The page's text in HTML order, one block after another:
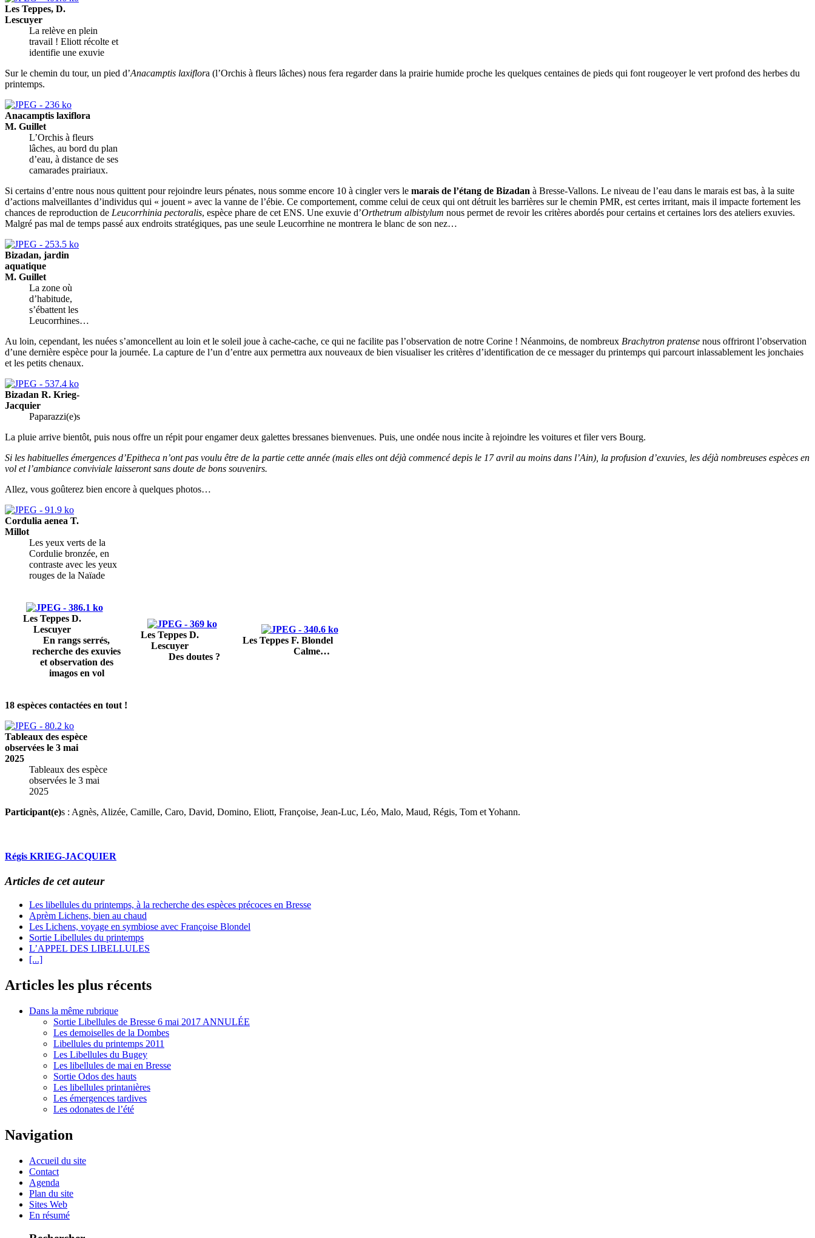
Les Teppes, D.
Lescuyer
La relève en plein
travail ! Eliott récolte et
identifie une exuvie
Sur le chemin du tour, un pied d’Anacamptis laxiflora (l’Orchis à fleurs lâches) nous fera regarder dans la prairie humide proche les quelques centaines de pieds qui font rougeoyer le vert profond des herbes du
printemps.
Anacamptis laxiflora
M. Guillet
L’Orchis à fleurs
lâches, au bord du plan
d’eau, à distance de ses
camarades prairiaux.
Si certains d’entre nous nous quittent pour rejoindre leurs pénates, nous somme encore 10 à cingler vers le marais de l’étang de Bizadan à Bresse-Vallons. Le niveau de l’eau dans le marais est bas, à la suite
d’actions malveillantes d’individus qui « jouent » avec la vanne de l’ébie. Ce comportement, comme celui de ceux qui ont détruit les barrières sur le chemin PMR, est certes irritant, mais il impacte fortement les
chances de reproduction de Leucorrhinia pectoralis, espèce phare de cet ENS. Une exuvie d’Orthetrum albistylum nous permet de revoir les critères abordés pour certains et certaines lors des ateliers exuvies.
Malgré pas mal de temps passé aux endroits stratégiques, pas une seule Leucorrhine ne montrera le blanc de son nez…
Bizadan, jardin
aquatique
M. Guillet
La zone où
d’habitude,
s’ébattent les
Leucorrhines…
Au loin, cependant, les nuées s’amoncellent au loin et le soleil joue à cache-cache, ce qui ne facilite pas l’observation de notre Corine ! Néanmoins, de nombreux Brachytron pratense nous offriront l’observation
d’une dernière espèce pour la journée. La capture de l’un d’entre aux permettra aux nouveaux de bien visualiser les critères d’identification de ce messager du printemps qui parcourt inlassablement les jonchaies
et les petits chenaux.
Bizadan R. Krieg-
Jacquier
Paparazzi(e)s
La pluie arrive bientôt, puis nous offre un répit pour engamer deux galettes bressanes bienvenues. Puis, une ondée nous incite à rejoindre les voitures et filer vers Bourg.
Si les habituelles émergences d’Epitheca n’ont pas voulu être de la partie cette année (mais elles ont déjà commencé depis le 17 avril au moins dans l’Ain), la profusion d’exuvies, les déjà nombreuses espèces en
vol et l’ambiance conviviale laisseront sans doute de bons souvenirs.
Allez, vous goûterez bien encore à quelques photos…
Cordulia aenea T.
Millot
Les yeux verts de la
Cordulie bronzée, en
contraste avec les yeux
rouges de la Naïade
Les Teppes D.
Lescuyer
En rangs serrés,
recherche des exuvies
et observation des
imagos en vol
Les Teppes D.
Lescuyer
Des doutes ?
Les Teppes F. Blondel
Calme…
18 espèces contactées en tout !
Tableaux des espèce
observées le 3 mai
2025
Tableaux des espèce
observées le 3 mai
2025
Participant(e)s : Agnès, Alizée, Camille, Caro, David, Domino, Eliott, Françoise, Jean-Luc, Léo, Malo, Maud, Régis, Tom et Yohann.
Régis KRIEG-JACQUIER
Articles de cet auteur
Les libellules du printemps, à la recherche des espèces précoces en Bresse
Aprèm Lichens, bien au chaud
Les Lichens, voyage en symbiose avec Françoise Blondel
Sortie Libellules du printemps
L’APPEL DES LIBELLULES
[...]
Articles les plus récents
Dans la même rubrique
Sortie Libellules de Bresse 6 mai 2017 ANNULÉE
Les demoiselles de la Dombes
Libellules du printemps 2011
Les Libellules du Bugey
Les libellules de mai en Bresse
Sortie Odos des hauts
Les libellules printanières
Les émergences tardives
Les odonates de l’été
Navigation
Accueil du site
Contact
Agenda
Plan du site
Sites Web
En résumé